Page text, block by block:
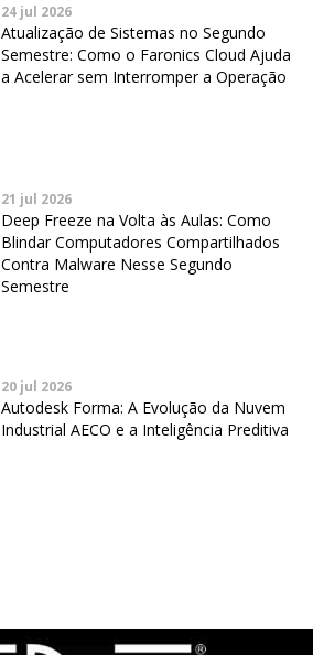
24 jul 2026
Atualização de Sistemas no Segundo
Semestre: Como o Faronics Cloud Ajuda
a Acelerar sem Interromper a Operação
21 jul 2026
Deep Freeze na Volta às Aulas: Como
Blindar Computadores Compartilhados
Contra Malware Nesse Segundo
Semestre
20 jul 2026
Autodesk Forma: A Evolução da Nuvem
Industrial AECO e a Inteligência Preditiva